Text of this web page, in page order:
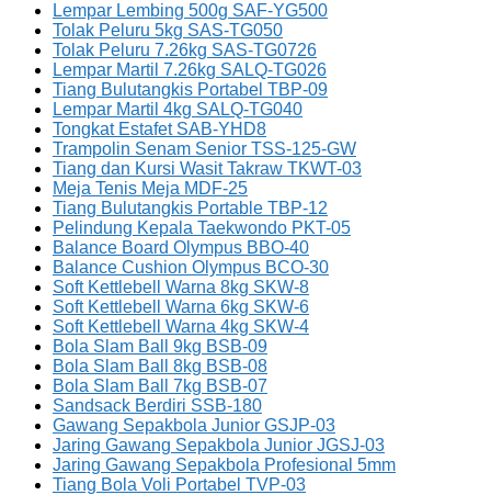
Lempar Lembing 500g SAF-YG500
Tolak Peluru 5kg SAS-TG050
Tolak Peluru 7.26kg SAS-TG0726
Lempar Martil 7.26kg SALQ-TG026
Tiang Bulutangkis Portabel TBP-09
Lempar Martil 4kg SALQ-TG040
Tongkat Estafet SAB-YHD8
Trampolin Senam Senior TSS-125-GW
Tiang dan Kursi Wasit Takraw TKWT-03
Meja Tenis Meja MDF-25
Tiang Bulutangkis Portable TBP-12
Pelindung Kepala Taekwondo PKT-05
Balance Board Olympus BBO-40
Balance Cushion Olympus BCO-30
Soft Kettlebell Warna 8kg SKW-8
Soft Kettlebell Warna 6kg SKW-6
Soft Kettlebell Warna 4kg SKW-4
Bola Slam Ball 9kg BSB-09
Bola Slam Ball 8kg BSB-08
Bola Slam Ball 7kg BSB-07
Sandsack Berdiri SSB-180
Gawang Sepakbola Junior GSJP-03
Jaring Gawang Sepakbola Junior JGSJ-03
Jaring Gawang Sepakbola Profesional 5mm
Tiang Bola Voli Portabel TVP-03